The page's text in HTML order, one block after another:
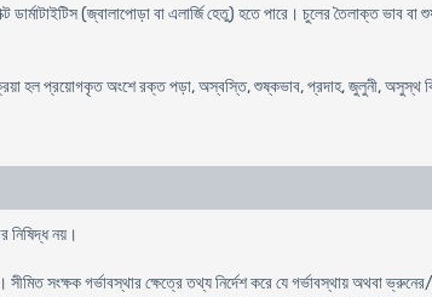
(জ্বালাপোড়া বা এলার্জি হেতু) হতে পারে। চুলের তৈলাক্ত ভাব
হল প্রয়োগকৃত অংশে রক্ত পড়া, অস্বস্তি, শুষ্কভাব, প্রদাহ, জুলুনী, অসুস্থ
নিষিদ্ধ নয়।
সংক্ষক গর্ভাবস্থার ক্ষেত্রে তথ্য নির্দেশ করে যে গর্ভাবস্থায় অথবা